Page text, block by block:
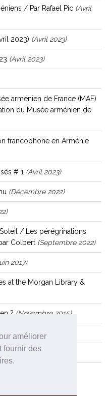
améliorer
fournir des
/ Par Rafael Pic (avril
2023) (avril 2023)
(avril 2023)
arménien de France (MAF)
du Musée arménien de
francophone en Arménie
# 1 (avril 2023)
(décembre 2022)
/ Les pérégrinations
Colbert (septembre 2022)
2017)
at the Morgan Library &
? (novembre 2015)
(mai 2015)